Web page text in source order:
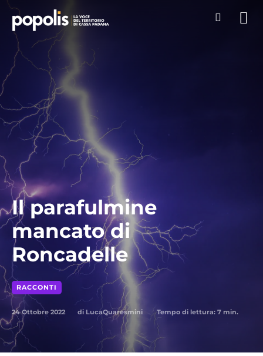
Il parafulmine
mancato di
Roncadelle
RACCONTI
24 Ottobre 2022 di LucaQuaresmini Tempo di lettura: 7 min.